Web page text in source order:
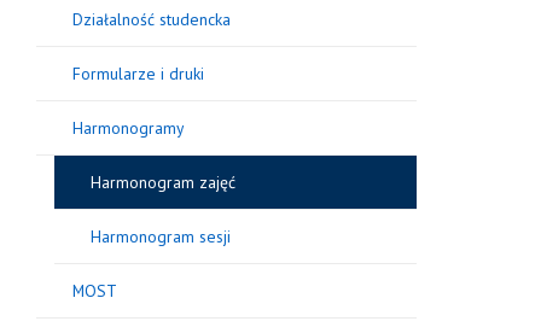
Działalność studencka
Formularze i druki
Harmonogramy
Harmonogram zajęć
Harmonogram sesji
MOST